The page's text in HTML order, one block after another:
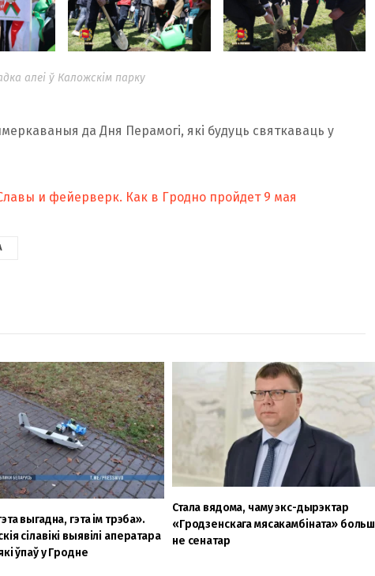
алеі ў Каложскім парку
да Дня Перамогі, які будуць святкаваць у
и фейерверк. Как в Гродно пройдет 9 мая
выгадна, гэта ім трэба».
сілавікі выявілі аператара
ўпаў у Гродне
Стала вядома, чаму экс-дырэктар
«Гродзенскага мясакамбіната» больш
не сенатар